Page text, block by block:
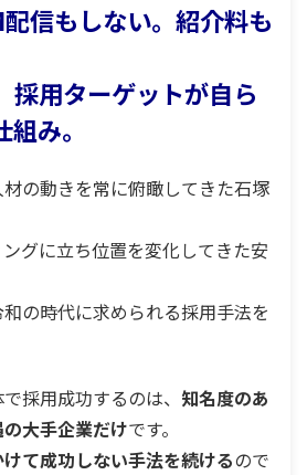
信もしない。紹介料も
採用ターゲットが自ら
み。
の動きを常に俯瞰してきた石塚
グに立ち位置を変化してきた安
の時代に求められる採用手法を
採用成功するのは、 知名度のあ
大手企業だけです。
て成功しない手法を続けるので